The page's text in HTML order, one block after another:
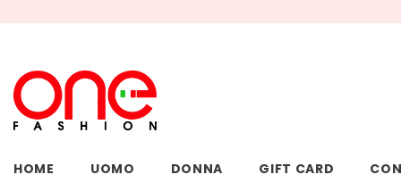
HOME UOMO DONNA GIFT CARD